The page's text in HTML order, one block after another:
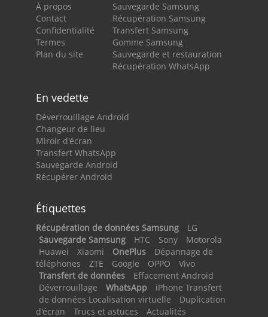
À propos
Contact
Confidentialité
Termes
Plan du site
Sauvegarde Samsung
Récupération Samsung
Transfert Samsung
Gomme Samsung
Sauvegarde et restauration
Récupération WhatsApp
En vedette
Déverrouillage Android
Changeur de lieu
Miroir d'écran
Transfert WhatsApp
Sauvegarde Android
Récupérer Android
Étiquettes
Récupération de données Samsung
LG
Sauvegarde Samsung
HTC Sony
Motorola
Huawei
Xiaomi OnePlus
Dépannage de
téléphones
ZTE Google OPPO
Vivo
Transfert de données
Effacement Android
Déverrouillage
WhatsApp
iPhone Transfert
de données Localisation virtuelle
Duplication
d'écran
Trucs et astuces Actualités